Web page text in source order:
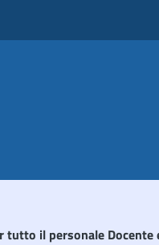
il personale Docente